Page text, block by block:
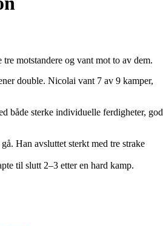
motstandere og vant mot to av dem.
double. Nicolai vant 7 av 9 kamper,
både sterke individuelle ferdigheter, god
Han avsluttet sterkt med tre strake
til slutt 2–3 etter en hard kamp.